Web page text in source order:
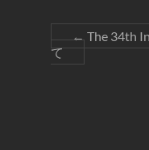
←The 34th
て